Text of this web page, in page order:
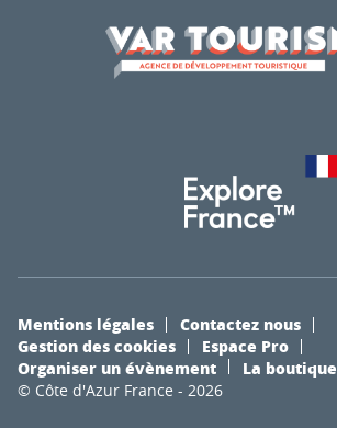
© Côte d'Azur France - 2026
Mentions légales
Contactez nous
Gestion des cookies
Espace Pro
Organiser un évènement
La boutique